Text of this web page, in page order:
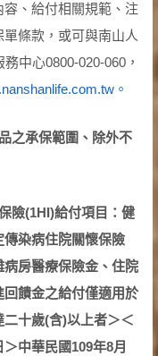
、給付相關規範、注
條款，或可與南山人
中心0800-020-060，
。
之承保範圍、除外不
險(1HI)給付項目：健
染病住院關懷保險
房醫療保險金、住院
饋金之給付僅適用於
十歲(含)以上者＞＜
中華民國109年8月